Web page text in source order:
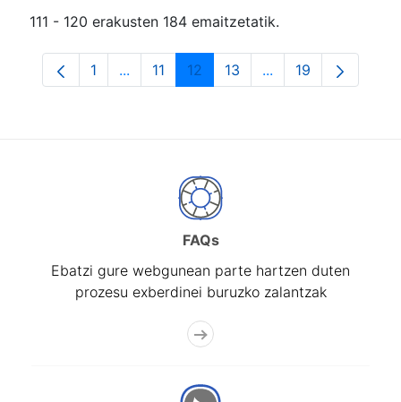
111 - 120 erakusten 184 emaitzetatik.
Orrialdea
1 ...Intermediate Pages Use TAB to navigate.
Orrialdea
11 Orrialdea
12 Orrialdea
13 ...Intermediate
Orrialdea
19
FAQs
Ebatzi gure webgunean parte hartzen duten
prozesu exberdinei buruzko zalantzak